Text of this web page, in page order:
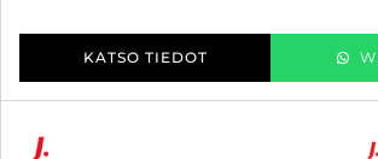
KATSO TIEDOT